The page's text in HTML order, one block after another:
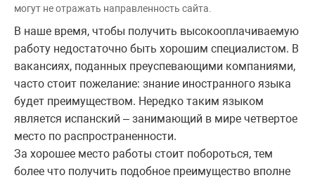
могут не отражать направленность сайта.
В наше время, чтобы получить высокооплачиваемую
работу недостаточно быть хорошим специалистом. В
вакансиях, поданных преуспевающими компаниями,
часто стоит пожелание: знание иностранного языка
будет преимуществом. Нередко таким языком
является испанский – занимающий в мире четвертое
место по распространенности.
За хорошее место работы стоит побороться, тем
более что получить подобное преимущество вполне